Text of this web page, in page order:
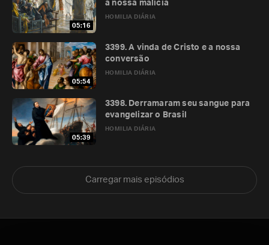
05:16
HOMILIA DIÁRIA
a nossa malícia
05:54
HOMILIA DIÁRIA
3399. A vinda de Cristo e a nossa
conversão
05:39
HOMILIA DIÁRIA
3398. Derramaram seu sangue para
evangelizar o Brasil
Carregar mais episódios